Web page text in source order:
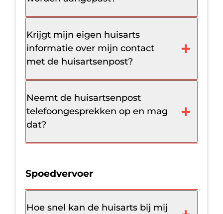
Krijgt mijn eigen huisarts
informatie over mijn contact
met de huisartsenpost?
Neemt de huisartsenpost
telefoongesprekken op en mag
dat?
Spoedvervoer
Hoe snel kan de huisarts bij mij